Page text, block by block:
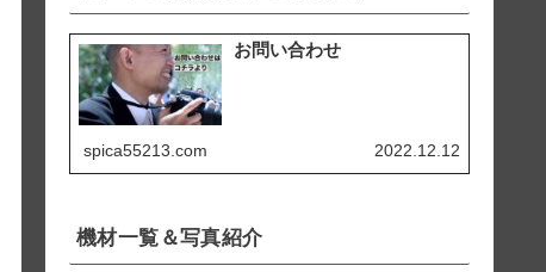
お問い合わせ
spica55213.com 2022.12.12
機材一覧＆写真紹介